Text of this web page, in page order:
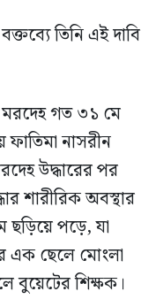
তিনি এই দাবি
গত ৩১ মে
ফাতিমা নাসরীন
উদ্ধারের পর
শারীরিক অবস্থার
ছড়িয়ে পড়ে, যা
এক ছেলে মোংলা
বুয়েটের শিক্ষক।